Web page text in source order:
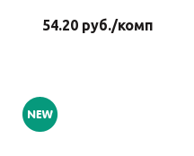
54.20 руб./комп